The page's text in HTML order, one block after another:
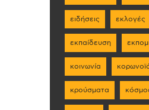
ειδήσεις εκλογές
εκπαίδευση
κοινωνία
κρούσματα